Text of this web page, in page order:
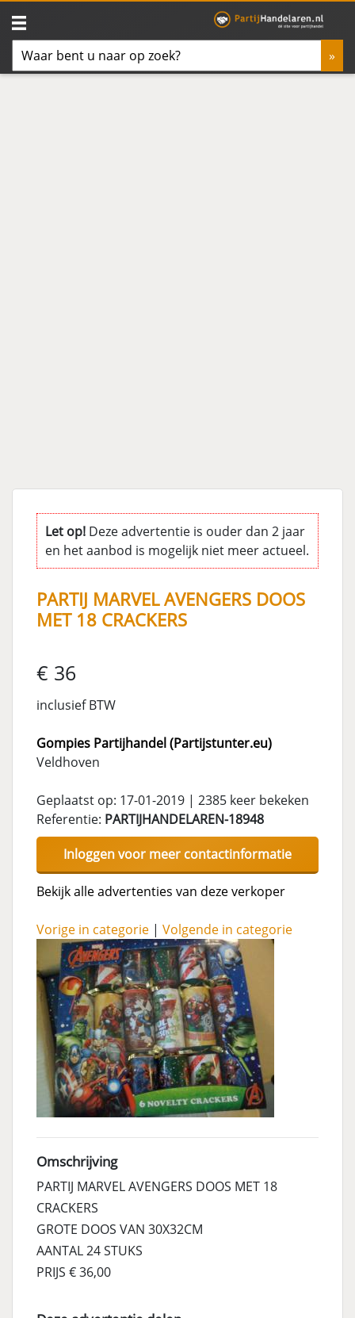
Let op! Deze advertentie is ouder dan 2 jaar
en het aanbod is mogelijk niet meer actueel.
PARTIJ MARVEL AVENGERS DOOS
MET 18 CRACKERS
€ 36
inclusief BTW
Gompies Partijhandel (Partijstunter.eu)
Veldhoven
Geplaatst op: 17-01-2019 | 2385 keer bekeken
Referentie: PARTIJHANDELAREN-18948
Inloggen voor meer contactinformatie
Bekijk alle advertenties van deze verkoper
Vorige in categorie | Volgende in categorie
Omschrijving
PARTIJ MARVEL AVENGERS DOOS MET 18
CRACKERS
GROTE DOOS VAN 30X32CM
AANTAL 24 STUKS
PRIJS € 36,00